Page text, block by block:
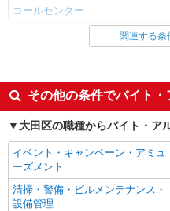
コールセンター
同じ雇用形態から大森町駅の
同じ特徴から大森町駅の求人
未経験歓迎
エルダー（50代～）活躍中
高収入・高額
髪型・髪色自由
関連する条
その他の条件でバイト
大田区の職種からバイト・ア
イベント・キャンペーン・アミュ
ーズメント
清掃・警備・ビルメンテナンス・
設備管理